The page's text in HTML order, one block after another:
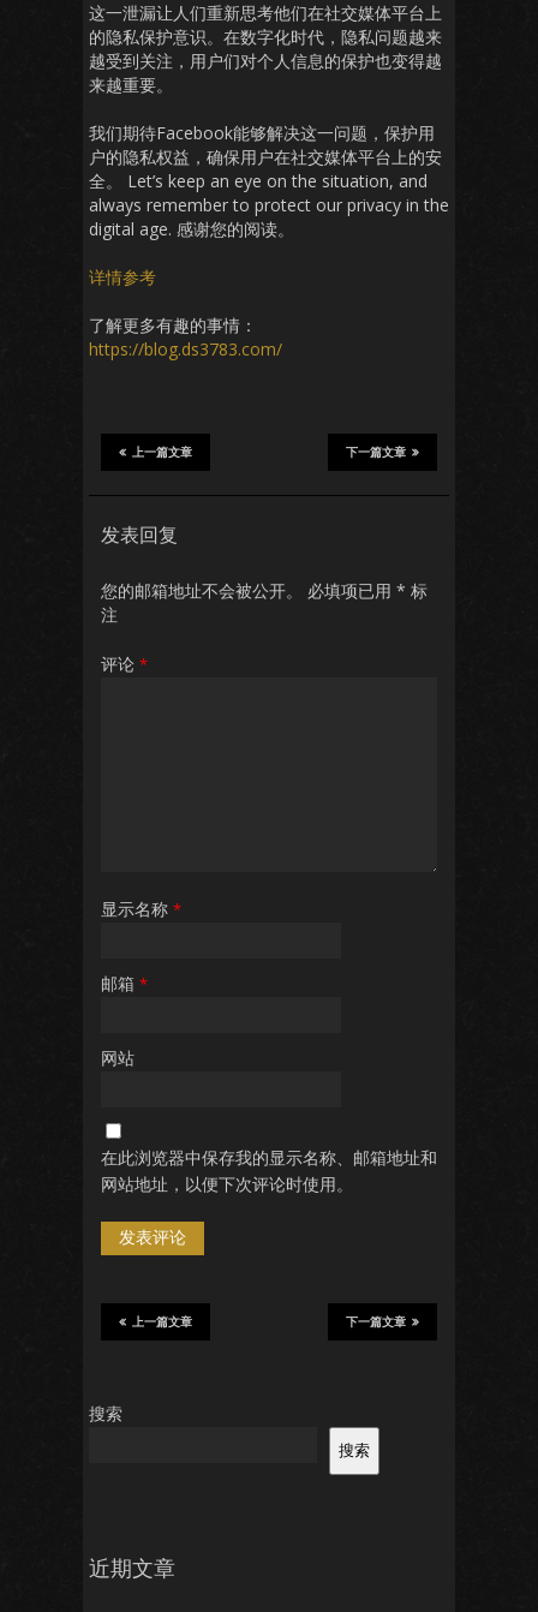
这一泄漏让人们重新思考他们在社交媒体平台上
的隐私保护意识。在数字化时代，隐私问题越来
越受到关注，用户们对个人信息的保护也变得越
来越重要。
我们期待Facebook能够解决这一问题，保护用
户的隐私权益，确保用户在社交媒体平台上的安
全。 Let’s keep an eye on the situation, and
always remember to protect our privacy in the
digital age. 感谢您的阅读。
详情参考
了解更多有趣的事情：
https://blog.ds3783.com/
下一篇文章
上一篇文章
发表回复
您的邮箱地址不会被公开。 必填项已用 * 标
注
评论 *
显示名称 *
邮箱 *
网站
在此浏览器中保存我的显示名称、邮箱地址和
网站地址，以便下次评论时使用。
下一篇文章
上一篇文章
搜索
搜索
近期文章